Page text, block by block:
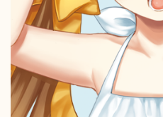
PROFILE プロフィール
よくあるご質問
CONTACT お問い合わせ